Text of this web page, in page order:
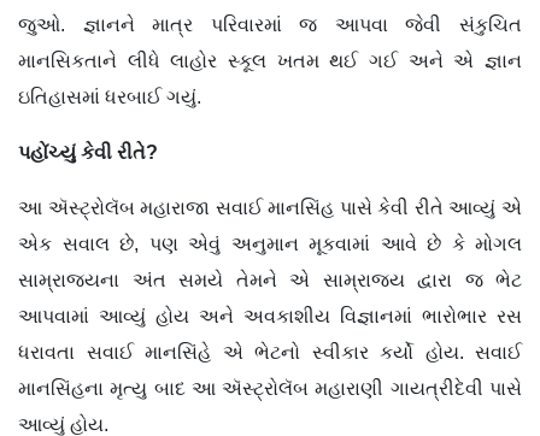
જુઓ. જ્ઞાનને માત્ર પરિવારમાં જ આપવા જેવી સંકુચિત
માનસિકતાને લીધે લાહોર સ્કૂલ ખતમ થઈ ગઈ અને એ જ્ઞાન
ઇતિહાસમાં ધરબાઈ ગયું.
પહોંચ્યું કેવી રીતે?
આ ઍસ્ટ્રોલૅબ મહારાજા સવાઈ માનસિંહ પાસે કેવી રીતે આવ્યું એ
એક સવાલ છે, પણ એવું અનુમાન મૂકવામાં આવે છે કે મોગલ
સામ્રાજ્યના અંત સમયે તેમને એ સામ્રાજ્ય દ્વારા જ ભેટ
આપવામાં આવ્યું હોય અને અવકાશીય વિજ્ઞાનમાં ભારોભાર રસ
ધરાવતા સવાઈ માનસિંહે એ ભેટનો સ્વીકાર કર્યો હોય. સવાઈ
માનસિંહના મૃત્યુ બાદ આ ઍસ્ટ્રોલૅબ મહારાણી ગાયત્રીદેવી પાસે
આવ્યું હોય.